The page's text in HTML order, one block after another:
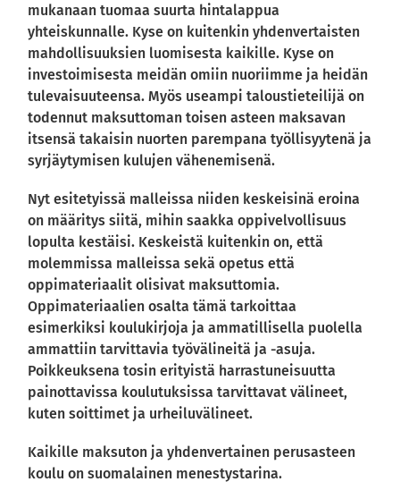
mukanaan tuomaa suurta hintalappua
yhteiskunnalle. Kyse on kuitenkin yhdenvertaisten
mahdollisuuksien luomisesta kaikille. Kyse on
investoimisesta meidän omiin nuoriimme ja heidän
tulevaisuuteensa. Myös useampi taloustieteilijä on
todennut maksuttoman toisen asteen maksavan
itsensä takaisin nuorten parempana työllisyytenä ja
syrjäytymisen kulujen vähenemisenä.
Nyt esitetyissä malleissa niiden keskeisinä eroina
on määritys siitä, mihin saakka oppivelvollisuus
lopulta kestäisi. Keskeistä kuitenkin on, että
molemmissa malleissa sekä opetus että
oppimateriaalit olisivat maksuttomia.
Oppimateriaalien osalta tämä tarkoittaa
esimerkiksi koulukirjoja ja ammatillisella puolella
ammattiin tarvittavia työvälineitä ja -asuja.
Poikkeuksena tosin erityistä harrastuneisuutta
painottavissa koulutuksissa tarvittavat välineet,
kuten soittimet ja urheiluvälineet.
Kaikille maksuton ja yhdenvertainen perusasteen
koulu on suomalainen menestystarina.